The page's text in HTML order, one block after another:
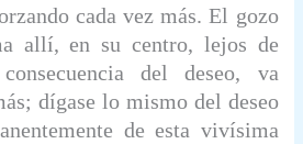
cada vez más. El gozo
allí, en su centro, lejos de
del deseo, va
dígase lo mismo del deseo
de esta vivísima